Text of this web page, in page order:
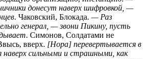
донесут наверх шифровкой, —
. Чаковский, Блокада. — Раз
генерал, — звони Пикину, пусть
. Симонов, Солдатами не
вверх. [Нора] перевертывается в
наверх сильными и страшными, как